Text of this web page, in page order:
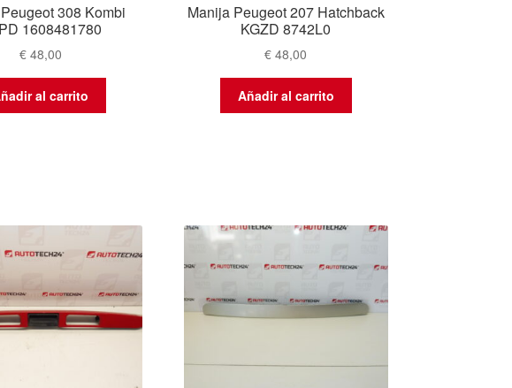
308 Kombi
1608481780
€48,00
al carrito
Manija Peugeot 207 Hatchback
KGZD 8742L0
€ 48,00
Añadir al carrito